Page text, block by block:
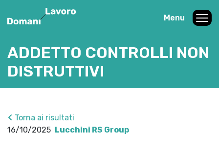
Menu
ADDETTO CONTROLLI NON
DISTRUTTIVI
Torna ai risultati
16/10/2025 Lucchini RS Group